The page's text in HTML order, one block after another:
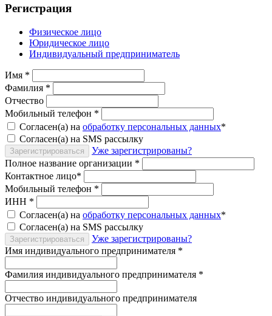
Регистрация
Физическое лицо
Юридическое лицо
Индивидуальный предприниматель
Имя *
Фамилия *
Отчество
Мобильный телефон *
Согласен(а) на обработку персональных данных*
Согласен(а) на SMS рассылку
Зарегистрироваться
Уже зарегистрированы?
Полное название организации *
Контактное лицо*
Мобильный телефон *
ИНН *
Согласен(а) на обработку персональных данных*
Согласен(а) на SMS рассылку
Зарегистрироваться
Уже зарегистрированы?
Имя индивидуального предпринимателя *
Фамилия индивидуального предпринимателя *
Отчество индивидуального предпринимателя